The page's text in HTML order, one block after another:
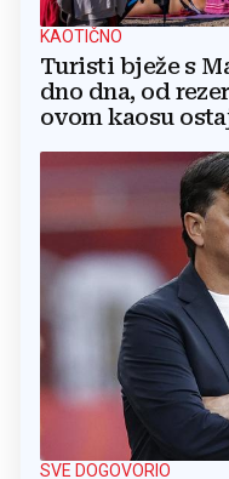
KAOTIČNO
Turisti bježe s
dno dna, od
ovom kaosu
SVE DOGOVORIO